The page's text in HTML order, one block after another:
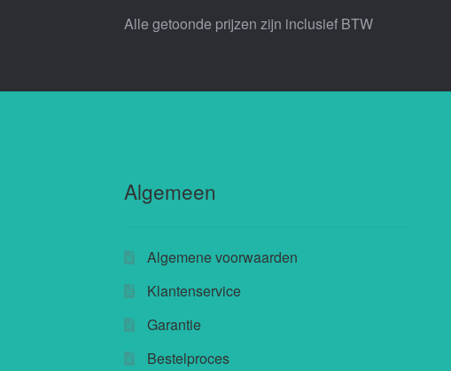
Alle getoonde prijzen zijn inclusief BTW
Algemeen
Algemene voorwaarden
Klantenservice
Garantie
Bestelproces